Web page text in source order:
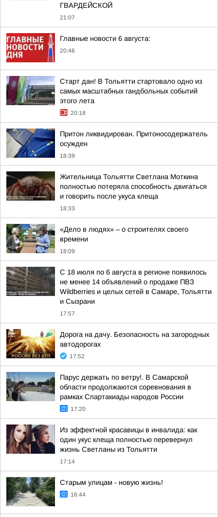
ГВАРДЕЙСКОЙ
21:07
Главные новости 6 августа:
20:46
Старт дан! В Тольятти стартовало одно из
самых масштабных гандбольных событий
этого лета
20:18
Притон ликвидирован. Притоносодержатель
осужден
18:39
Жительница Тольятти Светлана Моткина
полностью потеряла способность двигаться
и говорить после укуса клеща
18:33
«Дело в людях» – о строителях своего
времени
18:09
С 18 июля по 6 августа в регионе появилось
не менее 14 объявлений о продаже ПВЗ
Wildberries и целых сетей в Самаре, Тольятти
и Сызрани
17:57
Дорога на дачу. Безопасность на загородных
автодорогах
17:52
Парус держать по ветру!. В Самарской
области продолжаются соревнования в
рамках Спартакиады народов России
17:20
Из эффектной красавицы в инвалида: как
один укус клеща полностью перевернул
жизнь Светланы из Тольятти
17:14
Старым улицам - новую жизнь!
16:44